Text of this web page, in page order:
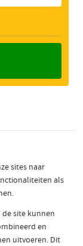
sites naar
als
de site kunnen
en
uitvoeren. Dit